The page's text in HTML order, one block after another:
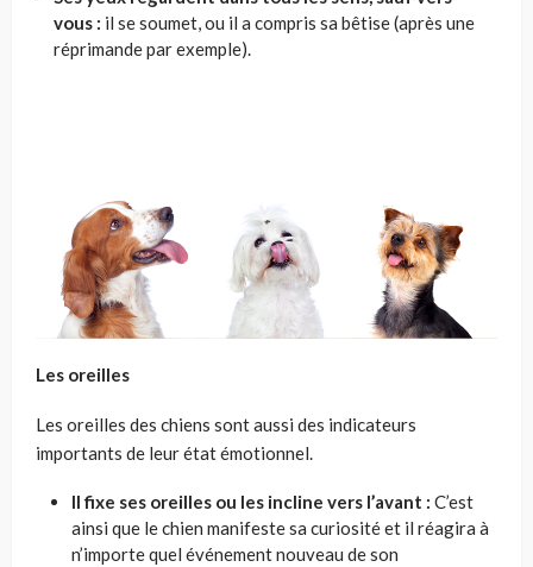
vous : il se soumet, ou il a compris sa bêtise (après une
réprimande par exemple).
Les oreilles
Les oreilles des chiens sont aussi des indicateurs
importants de leur état émotionnel.
Il fixe ses oreilles ou les incline vers l’avant : C’est
ainsi que le chien manifeste sa curiosité et il réagira à
n’importe quel événement nouveau de son